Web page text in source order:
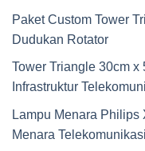
Paket Custom Tower
Dudukan Rotator
Tower Triangle 30cm
Infrastruktur
Lampu Menara Philips
Menara